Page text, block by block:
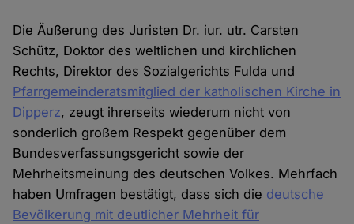
Die Äußerung des Juristen Dr. iur. utr. Carsten
Schütz, Doktor des weltlichen und kirchlichen
Rechts, Direktor des Sozialgerichts Fulda und
Pfarrgemeinderatsmitglied der katholischen Kirche in
Dipperz, zeugt ihrerseits wiederum nicht von
sonderlich großem Respekt gegenüber dem
Bundesverfassungsgericht sowie der
Mehrheitsmeinung des deutschen Volkes. Mehrfach
haben Umfragen bestätigt, dass sich die deutsche
Bevölkerung mit deutlicher Mehrheit für